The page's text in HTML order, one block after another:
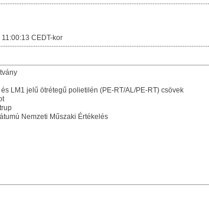
CEDT-kor
LM1 jelű ötrétegű polietilén (PE-RT/AL/PE-RT) csövek
Nemzeti Műszaki Értékelés